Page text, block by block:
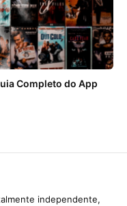
Completo do App
independente,